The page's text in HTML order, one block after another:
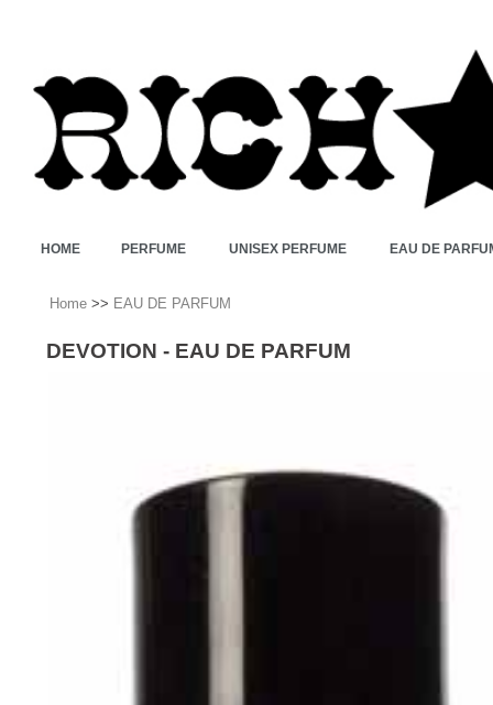
HOME PERFUME UNISEX PERFUME EAU DE
Home >> EAU DE PARFUM
DEVOTION - EAU DE PARFUM